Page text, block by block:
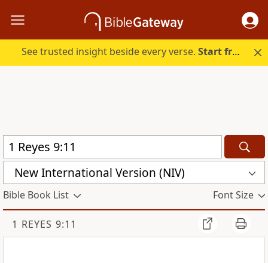
See trusted insight beside every verse.Start free.
New International Version (NIV)
Bible Book List Font Size
1 REYES 9:11